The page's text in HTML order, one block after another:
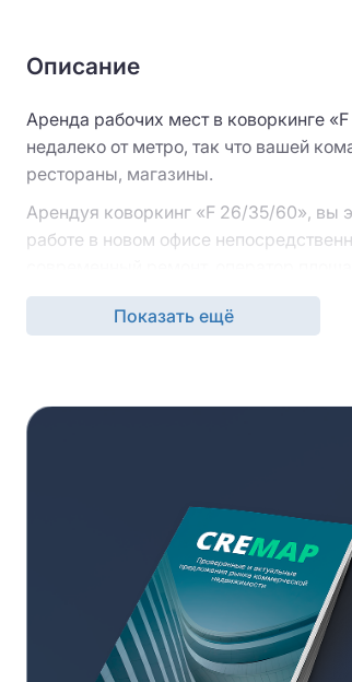
Описание
Аренда рабочих мест в коворкинге
недалеко от метро, так что вашей
рестораны, магазины.
Арендуя коворкинг «F 26/35/60», вы
работе в новом офисе
нужно тратить время на ремонт и
Обслуживание коворкинга, в том
или форму обратной связи.
Показать ещё